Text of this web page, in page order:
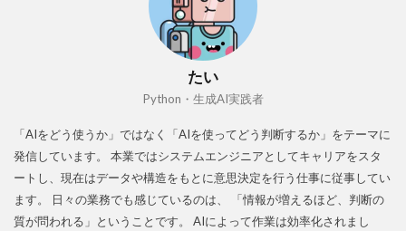
たい
Python・生成AI実践者
「AIをどう使うか」ではなく「AIを使ってどう判断するか」をテーマに
発信しています。 本業ではシステムエンジニアとしてキャリアをスタ
ートし、現在はデータや構造をもとに意思決定を行う仕事に従事してい
ます。 日々の業務でも感じているのは、 「情報が増えるほど、判断の
質が問われる」ということです。 AIによって作業は効率化されまし